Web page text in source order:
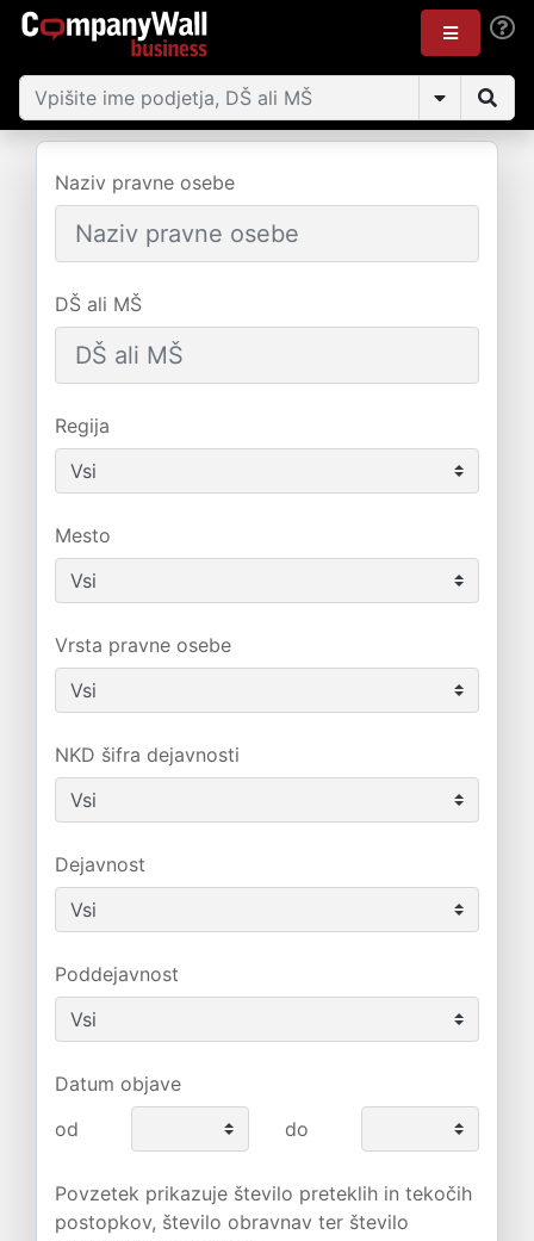
Naziv pravne osebe
DŠ ali MŠ
Regija
Mesto
Vrsta pravne osebe
NKD šifra dejavnosti
Dejavnost
Poddejavnost
Datum objave
od
do
Povzetek prikazuje število preteklih in tekočih
postopkov, število obravnav ter število